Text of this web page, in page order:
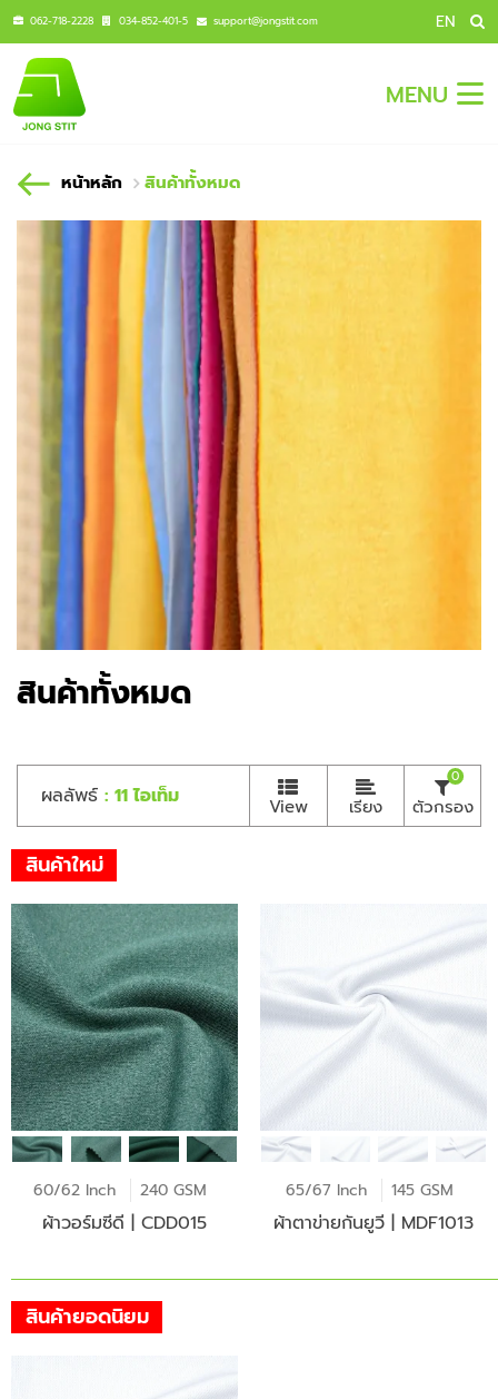
062-718-2228 034-852-401-5 support@jongstit.com EN
MENU
หน้าหลัก สินค้าทั้งหมด
สินค้าทั้งหมด
ผลลัพธ์ : 11 ไอเท็ม View เรียง ตัวกรอง
0
สินค้าใหม่
60/62 Inch 240 GSM
ผ้าวอร์มซีดี | CDD015
65/67 Inch 145 GSM
ผ้าตาข่ายกันยูวี | MDF1013
สินค้ายอดนิยม